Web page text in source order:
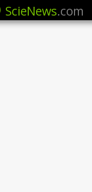
ScieNews.com